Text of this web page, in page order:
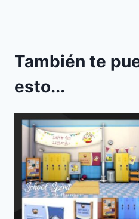
También te
esto...